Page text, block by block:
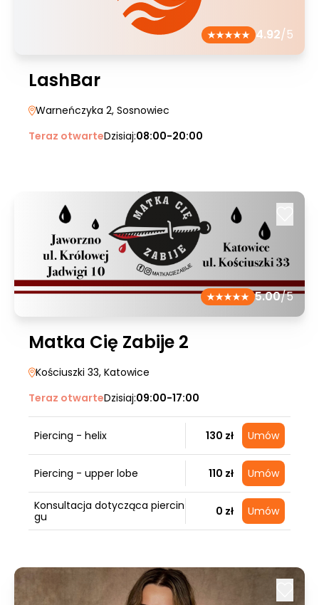
4.92/5
LashBar
Warneńczyka 2, Sosnowiec
Teraz otwarteDzisiaj:08:00-20:00
5.00/5
Matka Cię Zabije 2
Kościuszki 33, Katowice
Teraz otwarteDzisiaj:09:00-17:00
Piercing - helix 130 zł Umów
Piercing - upper lobe 110 zł Umów
Konsultacja dotycząca piercin
gu
0 zł Umów